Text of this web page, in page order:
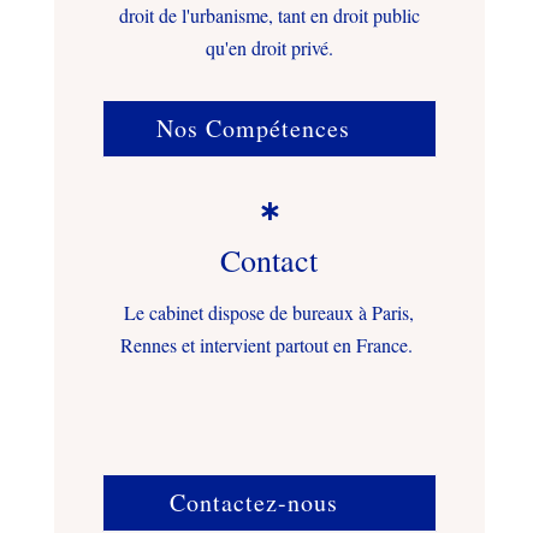
droit de l'urbanisme, tant en droit public
qu'en droit privé.
Nos Compétences

Contact
Le cabinet dispose de bureaux à Paris,
Rennes et intervient partout en France.
Contactez-nous